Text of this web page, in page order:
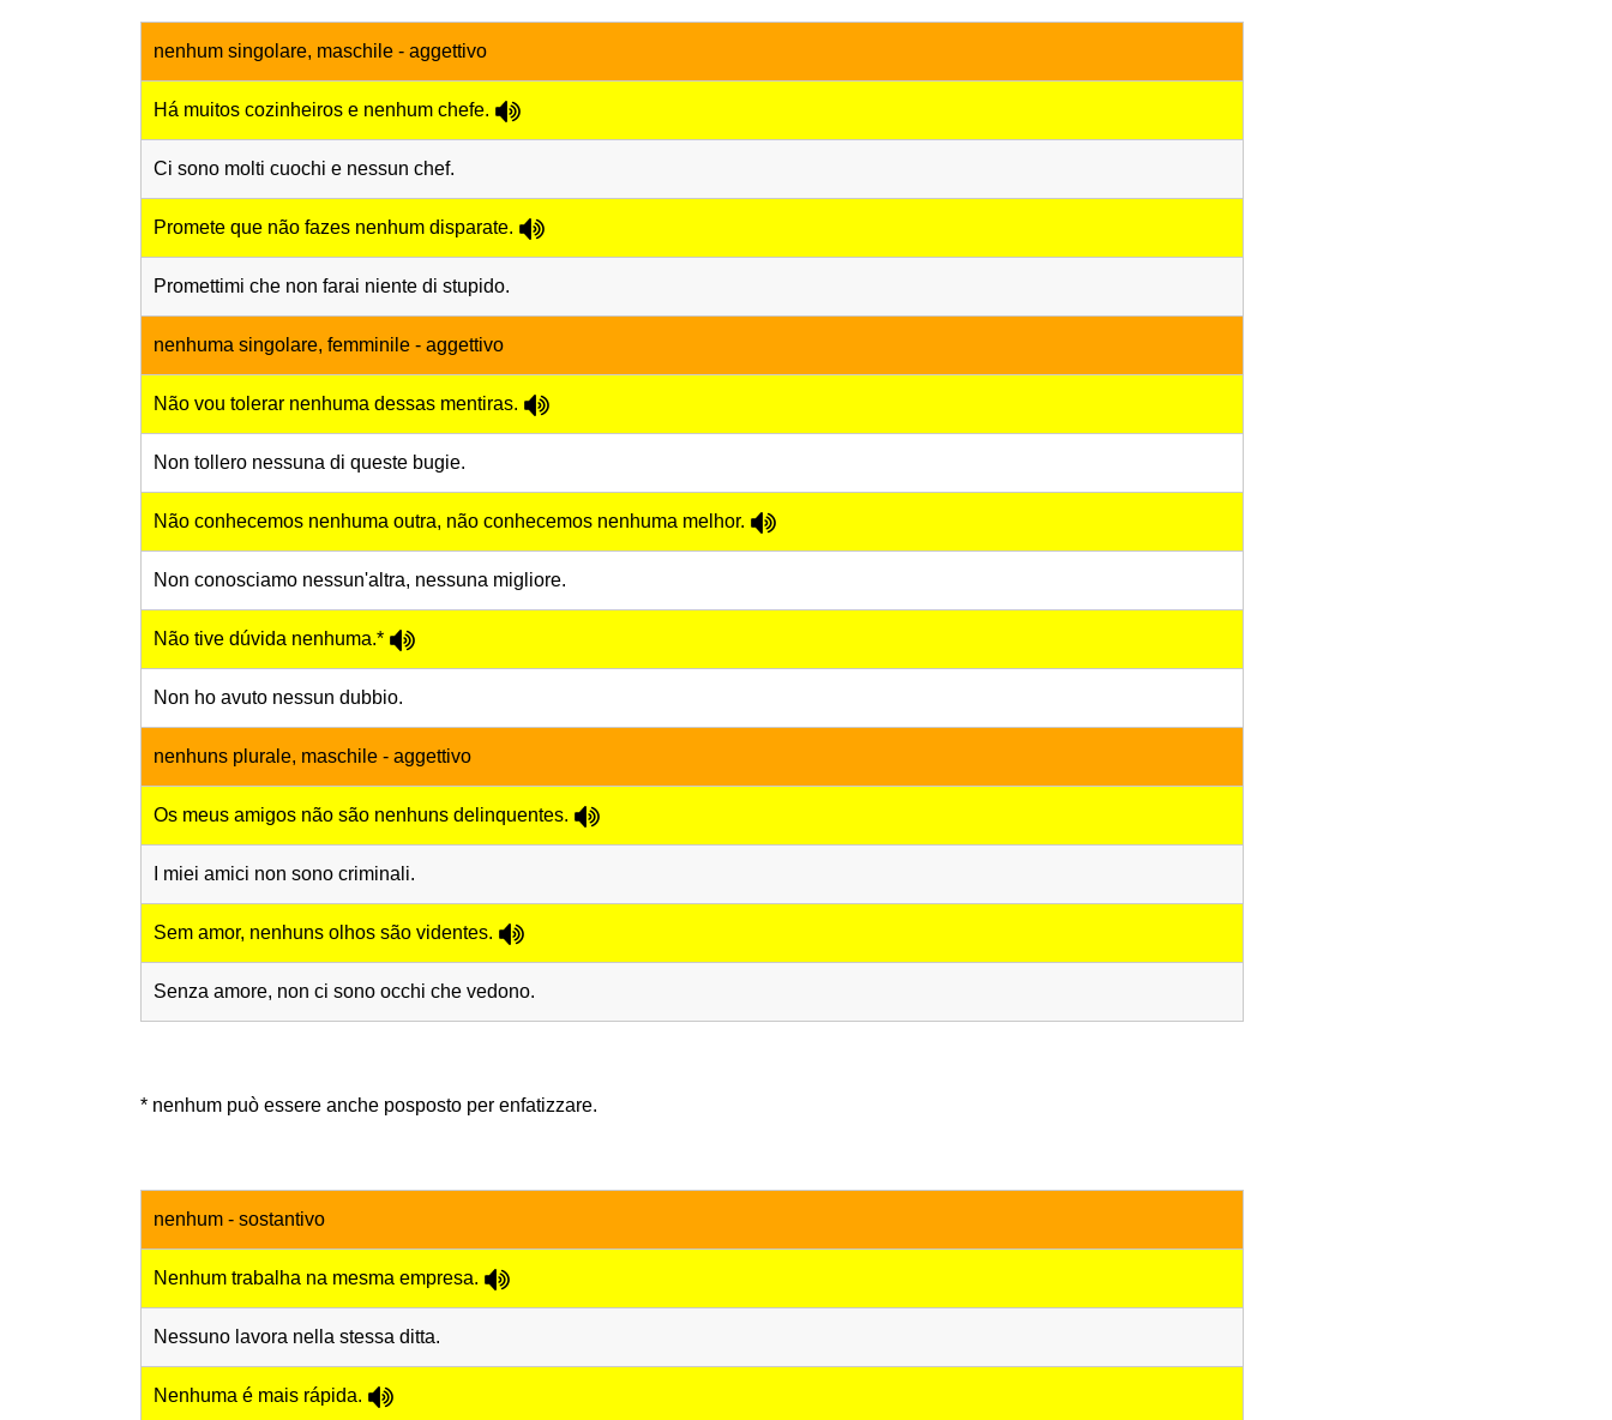
nenhum singolare, maschile - aggettivo
Há muitos cozinheiros e nenhum chefe.
Ci sono molti cuochi e nessun chef.
Promete que não fazes nenhum disparate.
Promettimi che non farai niente di stupido.
nenhuma singolare, femminile - aggettivo
Não vou tolerar nenhuma dessas mentiras.
Non tollero nessuna di queste bugie.
Não conhecemos nenhuma outra, não conhecemos nenhuma melhor.
Non conosciamo nessun'altra, nessuna migliore.
Não tive dúvida nenhuma.*
Non ho avuto nessun dubbio.
nenhuns plurale, maschile - aggettivo
Os meus amigos não são nenhuns delinquentes.
I miei amici non sono criminali.
Sem amor, nenhuns olhos são videntes.
Senza amore, non ci sono occhi che vedono.
* nenhum può essere anche posposto per enfatizzare.
nenhum - sostantivo
Nenhum trabalha na mesma empresa.
Nessuno lavora nella stessa ditta.
Nenhuma é mais rápida.